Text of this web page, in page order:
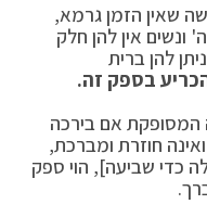
שאין הזמן גרמא,
ונשים אין להן חלק
להן ברית
בספק זה.
המסופקת אם בירכה
חוזרת ומברכת,
כדי שביעה], הוי ספק